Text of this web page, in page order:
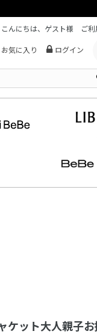
こんにちは、ゲスト様
ご
お気に入り ログイン
ケット大人親子